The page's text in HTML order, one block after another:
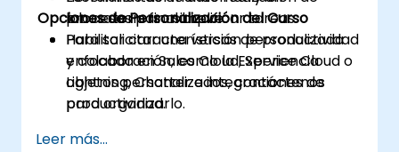
procesos para simplificar tareas.
Habilitar características de productividad
y colaboración, como la Experiencia
Lightning, Chatter e integraciones de
productividad.
para visualizar métricas clave.
laboratorio final breve.
Opciones de Personalización del Curso
Para solicitar una versión personalizada
enfocada en Sales Cloud, Service Cloud o
objetos personalizados, contáctenos
para organizarlo.
Leer más...